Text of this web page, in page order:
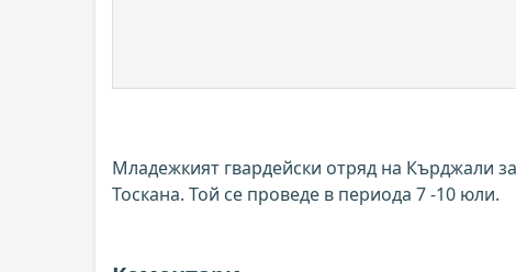
Младежкият гвардейски отряд на Кърджали
Тоскана. Той се проведе в периода 7 -10 юли.